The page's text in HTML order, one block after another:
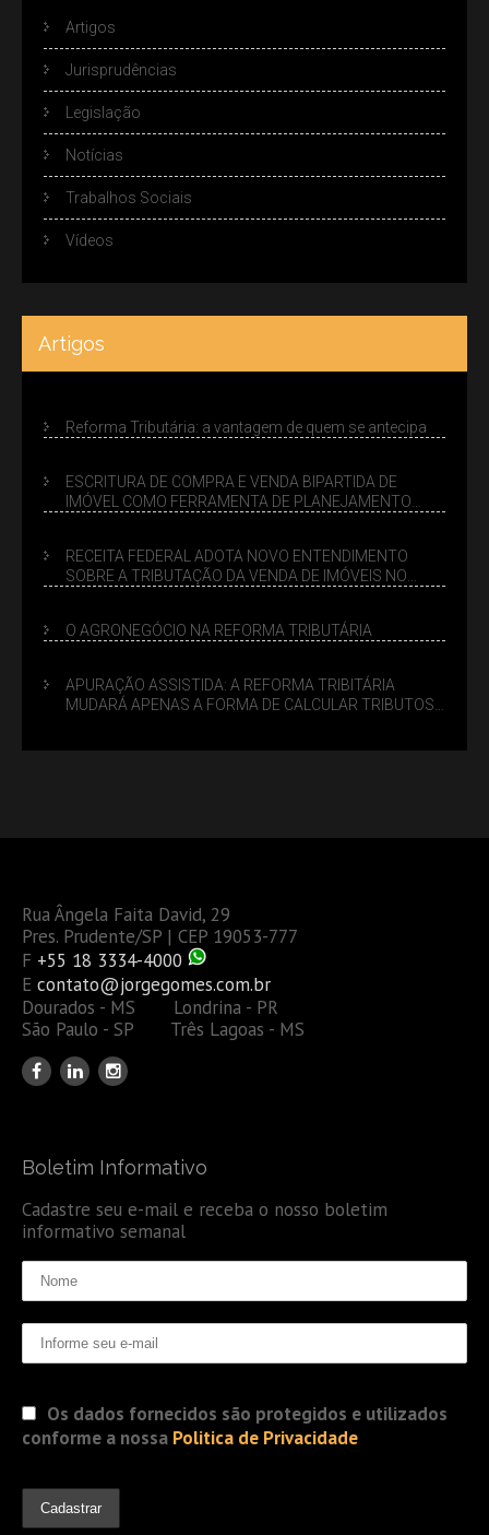
Artigos
Jurisprudências
Legislação
Notícias
Trabalhos Sociais
Vídeos
Artigos
Reforma Tributária: a vantagem de quem se antecipa
ESCRITURA DE COMPRA E VENDA BIPARTIDA DE
IMÓVEL COMO FERRAMENTA DE PLANEJAMENTO
RECEITA FEDERAL ADOTA NOVO ENTENDIMENTO
SOBRE A TRIBUTAÇÃO DA VENDA DE IMÓVEIS NO
O AGRONEGÓCIO NA REFORMA TRIBUTÁRIA
APURAÇÃO ASSISTIDA: A REFORMA TRIBITÁRIA
MUDARÁ APENAS A FORMA DE CALCULAR TRIBUTOS
Rua Ângela Faita David, 29
Pres. Prudente/SP | CEP 19053-777
F +55 18 3334-4000
E contato@jorgegomes.com.br
Dourados - MS Londrina - PR
São Paulo - SP Três Lagoas - MS
Boletim Informativo
Cadastre seu e-mail e receba o nosso boletim
informativo semanal
Os dados fornecidos são protegidos e utilizados
conforme a nossa Politica de Privacidade